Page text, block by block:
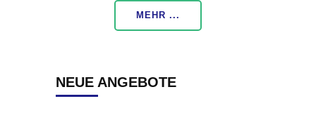
MEHR ...
NEUE ANGEBOTE